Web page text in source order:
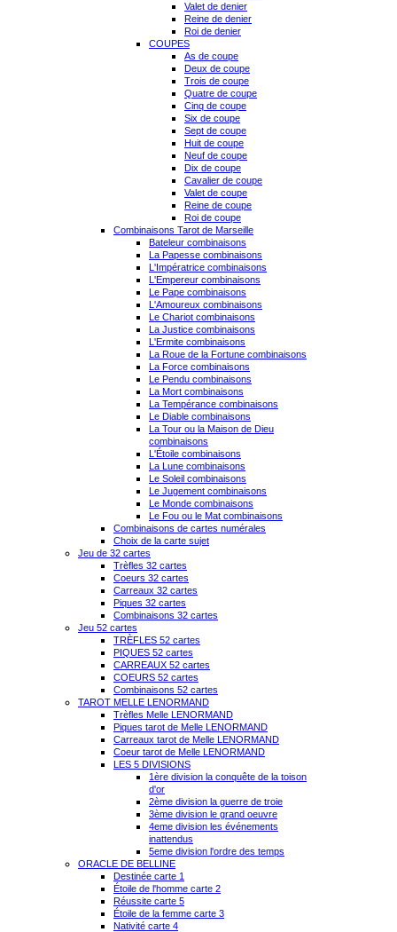
Valet de denier
Reine de denier
Roi de denier
COUPES
As de coupe
Deux de coupe
Trois de coupe
Quatre de coupe
Cinq de coupe
Six de coupe
Sept de coupe
Huit de coupe
Neuf de coupe
Dix de coupe
Cavalier de coupe
Valet de coupe
Reine de coupe
Roi de coupe
Combinaisons Tarot de Marseille
Bateleur combinaisons
La Papesse combinaisons
L'Impératrice combinaisons
L'Empereur combinaisons
Le Pape combinaisons
L'Amoureux combinaisons
Le Chariot combinaisons
La Justice combinaisons
L'Ermite combinaisons
La Roue de la Fortune combinaisons
La Force combinaisons
Le Pendu combinaisons
La Mort combinaisons
La Tempérance combinaisons
Le Diable combinaisons
La Tour ou la Maison de Dieu
combinaisons
L'Étoile combinaisons
La Lune combinaisons
Le Soleil combinaisons
Le Jugement combinaisons
Le Monde combinaisons
Le Fou ou le Mat combinaisons
Combinaisons de cartes numérales
Choix de la carte sujet
Jeu de 32 cartes
Trèfles 32 cartes
Coeurs 32 cartes
Carreaux 32 cartes
Piques 32 cartes
Combinaisons 32 cartes
Jeu 52 cartes
TRÈFLES 52 cartes
PIQUES 52 cartes
CARREAUX 52 cartes
COEURS 52 cartes
Combinaisons 52 cartes
TAROT MELLE LENORMAND
Trèfles Melle LENORMAND
Piques tarot de Melle LENORMAND
Carreaux tarot de Melle LENORMAND
Coeur tarot de Melle LENORMAND
LES 5 DIVISIONS
1ère division la conquête de la toison
d'or
2ème division la guerre de troie
3ème division le grand oeuvre
4eme division les événements
inattendus
5eme division l'ordre des temps
ORACLE DE BELLINE
Destinée carte 1
Étoile de l'homme carte 2
Réussite carte 5
Étoile de la femme carte 3
Nativité carte 4